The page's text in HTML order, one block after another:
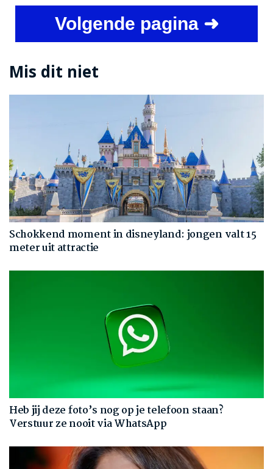
Volgende pagina ➜
Mis dit niet
Schokkend moment in disneyland: jongen valt 15
meter uit attractie
Heb jij deze foto’s nog op je telefoon staan?
Verstuur ze nooit via WhatsApp